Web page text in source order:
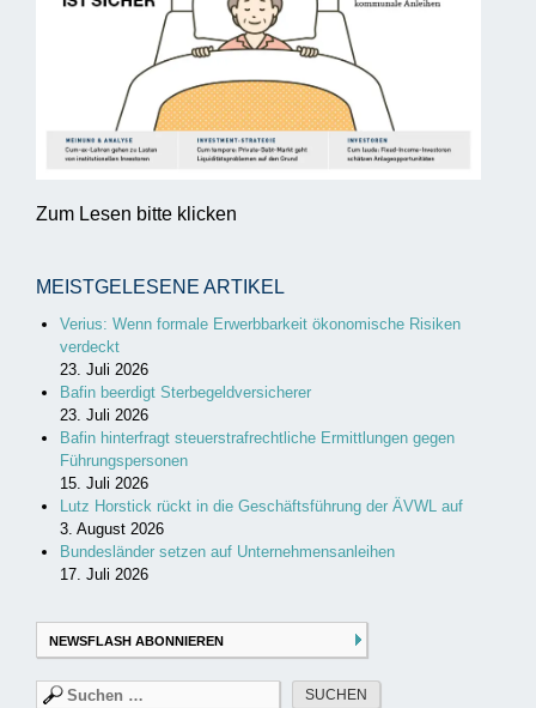
Zum Lesen bitte klicken
MEISTGELESENE ARTIKEL
Verius: Wenn formale Erwerbbarkeit ökonomische Risiken
verdeckt
23. Juli 2026
Bafin beerdigt Sterbegeldversicherer
23. Juli 2026
Bafin hinterfragt steuerstrafrechtliche Ermittlungen gegen
Führungspersonen
15. Juli 2026
Lutz Horstick rückt in die Geschäftsführung der ÄVWL auf
3. August 2026
Bundesländer setzen auf Unternehmensanleihen
17. Juli 2026
NEWSFLASH ABONNIEREN
Suchen